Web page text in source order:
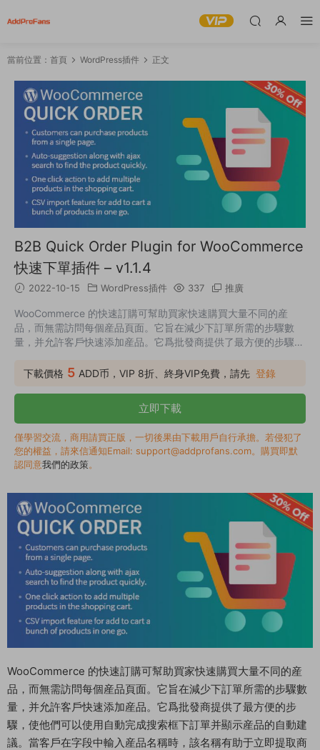
當前位置： 首頁 WordPress插件 正文
B2B Quick Order Plugin for WooCommerce
快速下單插件 – v1.1.4
2022-10-15 WordPress插件 337 推廣
WooCommerce 的快速訂購可幫助買家快速購買大量不同的産
品，而無需訪問每個産品頁面。它旨在減少下訂單所需的步驟數
量，并允許客戶快速添加産品。它爲批發商提供了最方便的步驟，
客戶在字段中輸入産品名稱時，該名稱有助于立即提取商品。此
WooCommerce Quick Order 插件通過添加一種簡單直觀的購買
産品的方式來增強客戶的整體購物體驗。
下載價格 5 ADD币，VIP 8折、終身VIP免費，請先 登錄
立即下載
僅學習交流，商用請買正版，一切後果由下載用戶自行承擔。若侵犯了
您的權益，請來信通知Email: support@addprofans.com。購買即默
認同意我們的政策。
WooCommerce 的快速訂購可幫助買家快速購買大量不同的産
品，而無需訪問每個産品頁面。它旨在減少下訂單所需的步驟數
量，并允許客戶快速添加産品。它爲批發商提供了最方便的步
驟，使他們可以使用自動完成搜索框下訂單并顯示産品的自動建
議。當客戶在字段中輸入産品名稱時，該名稱有助于立即提取商